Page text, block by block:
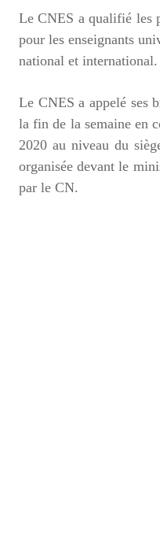
Le CNES a qualifié les
pour les enseignants
national et international.
Le CNES a appelé ses
la fin de la semaine en
2020 au niveau du
organisée devant le
par le CN.